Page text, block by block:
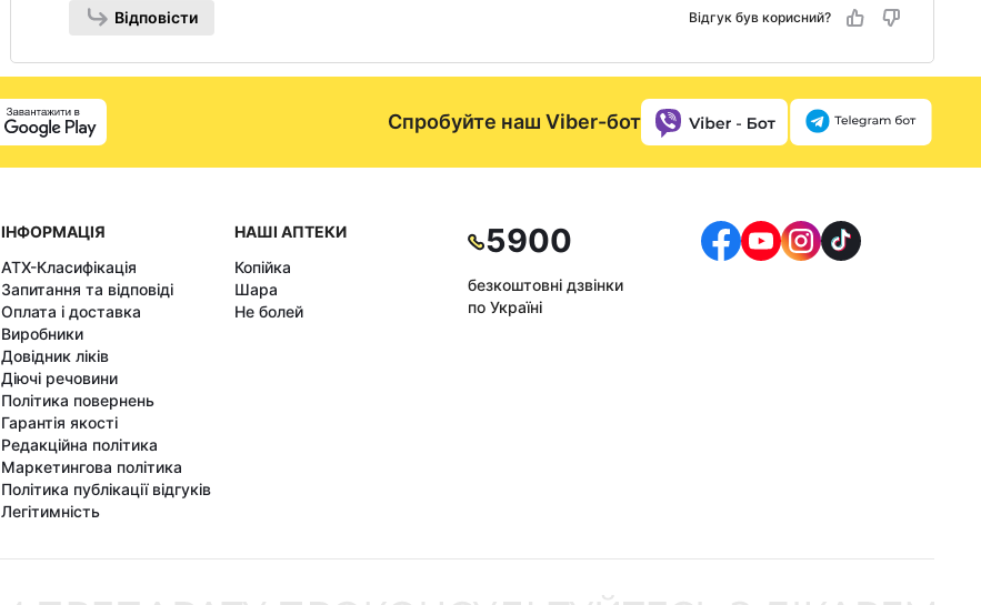
Відповісти Відгук був корисний?
Спробуйте наш Viber-бот
ІНФОРМАЦІЯ
АТХ-Класифікація
Запитання та відповіді
Оплата і доставка
Виробники
Довідник ліків
Діючі речовини
Політика повернень
Гарантія якості
Редакційна політика
Маркетингова політика
Політика публікації відгуків
Легітимність
НАШІ АПТЕКИ
Копійка
Шара
Не болей
5900
безкоштовні дзвінки
по Україні